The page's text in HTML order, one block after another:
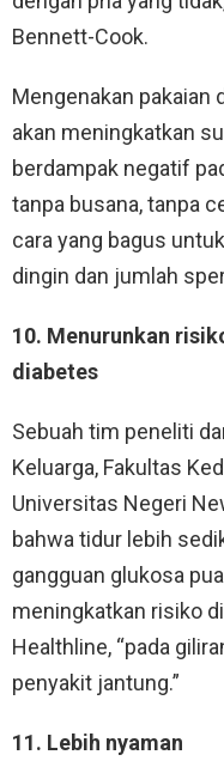
Bennett-Cook.
Mengenakan pakaian
akan meningkatkan
berdampak negatif
tanpa busana, tanpa
cara yang bagus
dingin dan jumlah
10. Menurunkan
diabetes
Sebuah tim peneliti
Keluarga, Fakultas
Universitas Negeri
bahwa tidur lebih
gangguan glukosa
meningkatkan risiko
Healthline, “pada
penyakit jantung.”
11. Lebih nyaman